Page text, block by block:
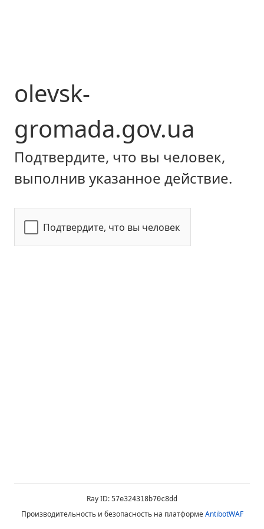
olevsk-
gromada.gov.ua
Подтвердите, что вы человек,
выполнив указанное действие.
Подтвердите, что вы человек
Ray ID: 57e324318b70c8dd
Производительность и безопасность на платформеAntibotWAF